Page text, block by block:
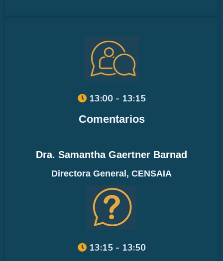
13:00 - 13:15
Comentarios
Dra. Samantha Gaertner Barnad
Directora General, CENSAIA
13:15 - 13:50